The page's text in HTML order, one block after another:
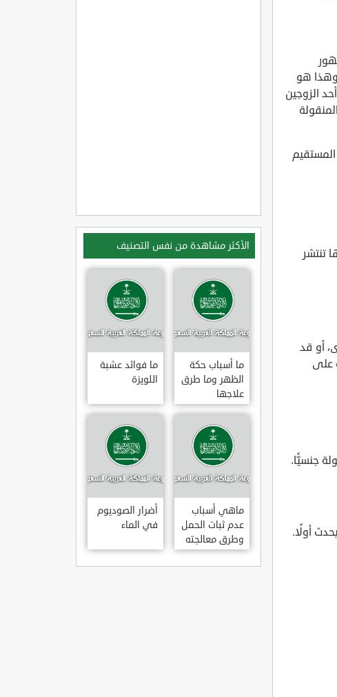
هو
الزوجين
تنتشر
أو قد
على
جنسيًّا.
الأكثر مشاهدة من نفس التصنيف
ما أسباب حكة
الظهر وما طرق
علاجها
ما فوائد عشبة
اللويزة
ماهي أسباب
عدم ثبات الحمل
وطرق معالجته
أضرار الصوديوم
في الماء